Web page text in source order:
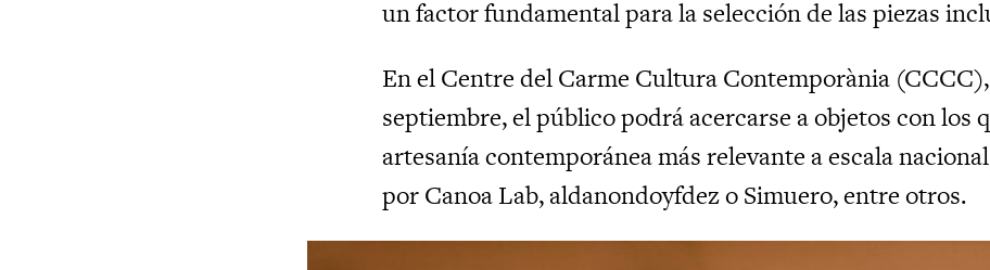
un factor fundamental para la selección de las piezas
En el Centre del Carme Cultura Contemporània (CCCC),
septiembre, el público podrá acercarse a objetos con los
artesanía contemporánea más relevante a escala
por Canoa Lab, aldanondoyfdez o Simuero, entre otros.